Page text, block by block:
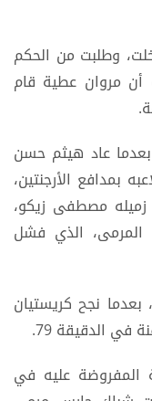
وطلبت من الحكم
أن مروان عطية قام
عاد هيثم حسن
بمدافع الأرجنتين،
مصطفى زيكو،
الذي فشل
نجح كريستيان
الدقيقة 79.
المفروضة عليه في